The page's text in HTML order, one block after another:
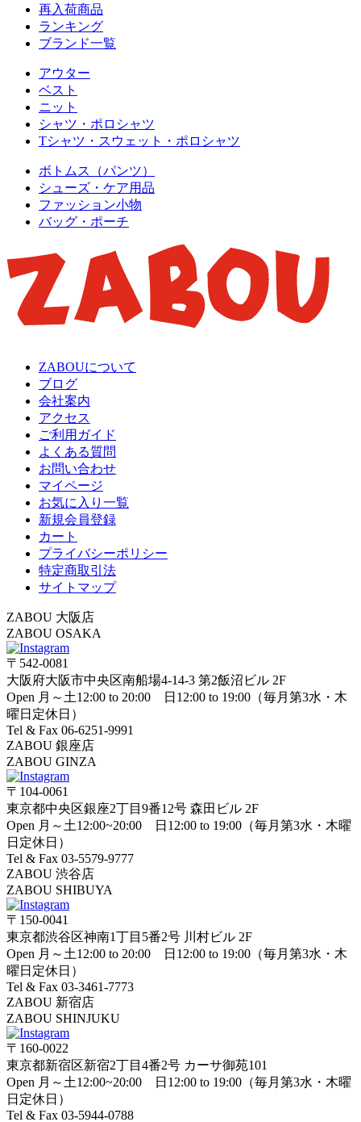
再入荷商品
ランキング
ブランド一覧
アウター
ベスト
ニット
シャツ・ポロシャツ
Tシャツ・スウェット・ポロシャツ
ボトムス（パンツ）
シューズ・ケア用品
ファッション小物
バッグ・ポーチ
ZABOUについて
ブログ
会社案内
アクセス
ご利用ガイド
よくある質問
お問い合わせ
マイページ
お気に入り一覧
新規会員登録
カート
プライバシーポリシー
特定商取引法
サイトマップ
ZABOU 大阪店
ZABOU OSAKA
〒542-0081
大阪府大阪市中央区南船場4-14-3 第2飯沼ビル 2F
Open 月～土12:00 to 20:00 日12:00 to 19:00（毎月第3水・木
曜日定休日）
Tel & Fax 06-6251-9991
ZABOU 銀座店
ZABOU GINZA
〒104-0061
東京都中央区銀座2丁目9番12号 森田ビル 2F
Open 月～土12:00~20:00 日12:00 to 19:00（毎月第3水・木曜
日定休日）
Tel & Fax 03-5579-9777
ZABOU 渋谷店
ZABOU SHIBUYA
〒150-0041
東京都渋谷区神南1丁目5番2号 川村ビル 2F
Open 月～土12:00 to 20:00 日12:00 to 19:00（毎月第3水・木
曜日定休日）
Tel & Fax 03-3461-7773
ZABOU 新宿店
ZABOU SHINJUKU
〒160-0022
東京都新宿区新宿2丁目4番2号 カーサ御苑101
Open 月～土12:00~20:00 日12:00 to 19:00（毎月第3水・木曜
日定休日）
Tel & Fax 03-5944-0788